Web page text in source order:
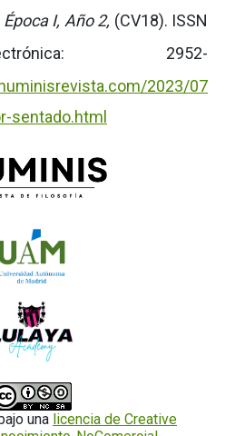
Época I, Año 2, (CV18). ISSN
2952-
2023/07
sentado.html
una licencia de Creative